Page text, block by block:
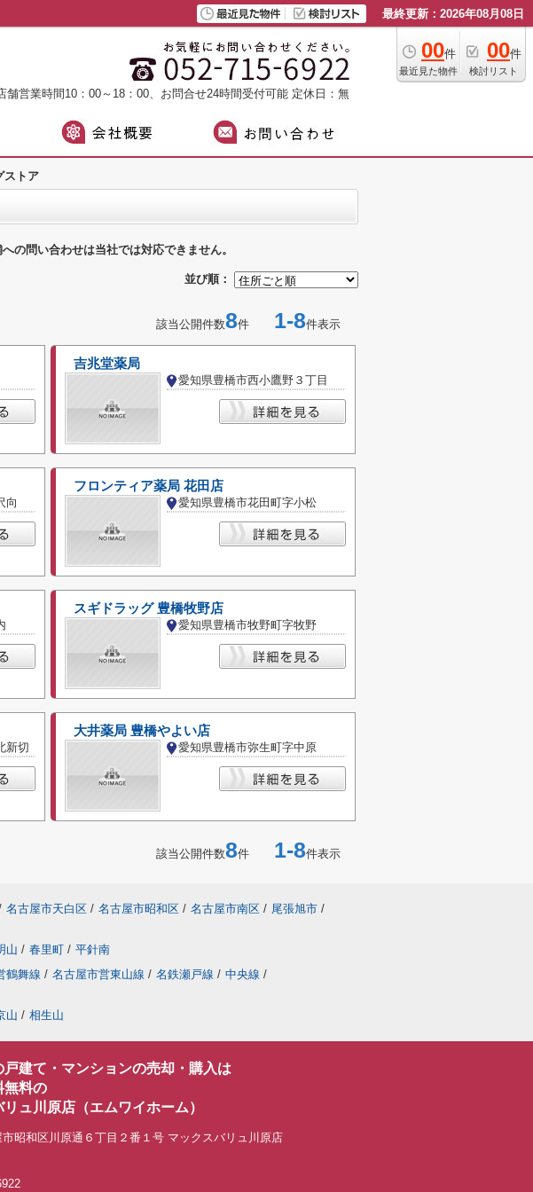
最終更新：2026年08月08日
00件
最近見た物件
00件
検討リスト
舗営業時間10：00～18：00、お問合せ24時間受付可能 定休日：無
ストア
の問い合わせは当社では対応できません。
並び順：
該当公開件数8件 1-8件表示
吉兆堂薬局
愛知県豊橋市西小鷹野３丁目
向
フロンティア薬局 花田店
愛知県豊橋市花田町字小松
スギドラッグ 豊橋牧野店
愛知県豊橋市牧野町字牧野
新切
大井薬局 豊橋やよい店
愛知県豊橋市弥生町字中原
該当公開件数8件 1-8件表示
名古屋市天白区 / 名古屋市昭和区 / 名古屋市南区 / 尾張旭市 /
山 / 春里町 / 平針南
鶴舞線 / 名古屋市営東山線 / 名鉄瀬戸線 / 中央線 /
山 / 相生山
戸建て・マンションの売却・購入は
無料の
ュ川原店（エムワイホーム）
昭和区川原通６丁目２番１号 マックスバリュ川原店